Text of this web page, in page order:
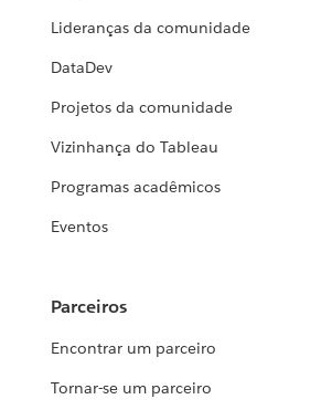
Lideranças da comunidade
DataDev
Projetos da comunidade
Vizinhança do Tableau
Programas acadêmicos
Eventos
Parceiros
Encontrar um parceiro
Tornar-se um parceiro